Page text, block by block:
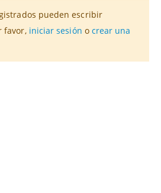
pueden escribir
favor, iniciar sesión o crear una